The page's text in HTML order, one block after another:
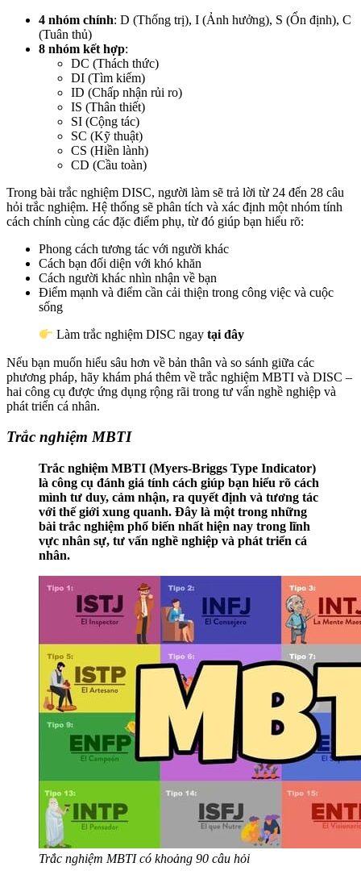
4 nhóm chính: D (Thống trị), I (Ảnh hưởng), S (Ổn định), C
(Tuân thủ)
8 nhóm kết hợp:
DC (Thách thức)
DI (Tìm kiếm)
ID (Chấp nhận rủi ro)
IS (Thân thiết)
SI (Cộng tác)
SC (Kỹ thuật)
CS (Hiền lành)
CD (Cầu toàn)
Trong bài trắc nghiệm DISC, người làm sẽ trả lời từ 24 đến 28 câu
hỏi trắc nghiệm. Hệ thống sẽ phân tích và xác định một nhóm tính
cách chính cùng các đặc điểm phụ, từ đó giúp bạn hiểu rõ:
Phong cách tương tác với người khác
Cách bạn đối diện với khó khăn
Cách người khác nhìn nhận về bạn
Điểm mạnh và điểm cần cải thiện trong công việc và cuộc
sống
Làm trắc nghiệm DISC ngaytại đây
Nếu bạn muốn hiểu sâu hơn về bản thân và so sánh giữa các
phương pháp, hãy khám phá thêm về trắc nghiệm MBTI và DISC –
hai công cụ được ứng dụng rộng rãi trong tư vấn nghề nghiệp và
phát triển cá nhân.
Trắc nghiệm MBTI
Trắc nghiệm MBTI (Myers-Briggs Type Indicator)
là công cụ đánh giá tính cách giúp bạn hiểu rõ cách
mình tư duy, cảm nhận, ra quyết định và tương tác
với thế giới xung quanh. Đây là một trong những
bài trắc nghiệm phổ biến nhất hiện nay trong lĩnh
vực nhân sự, tư vấn nghề nghiệp và phát triển cá
nhân.
Trắc nghiệm MBTI có khoảng 90 câu hỏi